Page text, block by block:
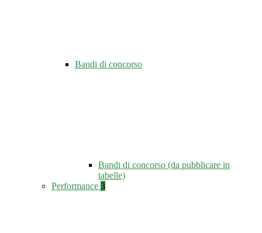
Bandi di concorso
Bandi di concorso (da pubblicare in
tabelle)
Performance 3